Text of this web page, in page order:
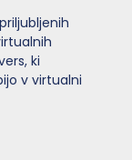
ki
v virtualni